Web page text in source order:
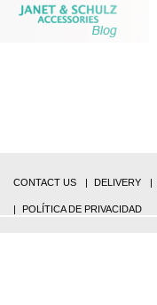
CONTACT US DELIVERY
POLÍTICA DE PRIVACIDAD